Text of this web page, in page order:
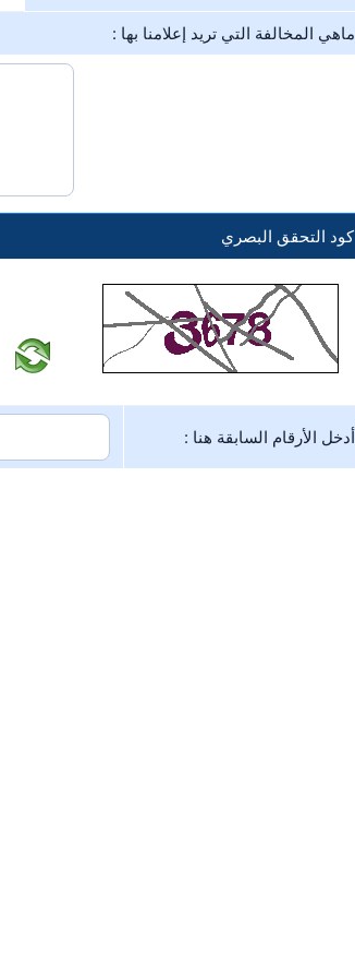
ماهي المخالفة التي تريد إعلامنا بها :
كود التحقق البصري
أدخل الأرقام السابقة هنا :